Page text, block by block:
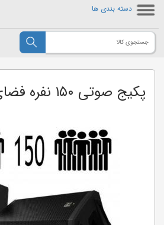
دسته بندی ها
پکیج صوتی ۱۵۰ نفره فضای باز